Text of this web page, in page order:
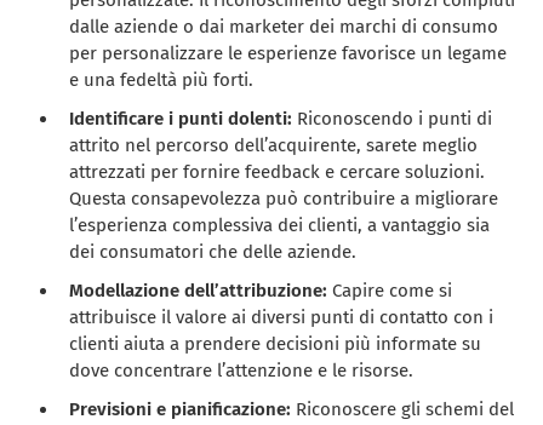
dalle aziende o dai marketer dei marchi di consumo
per personalizzare le esperienze favorisce un legame
e una fedeltà più forti.
Identificare i punti dolenti: Riconoscendo i punti di
attrito nel percorso dell’acquirente, sarete meglio
attrezzati per fornire feedback e cercare soluzioni.
Questa consapevolezza può contribuire a migliorare
l’esperienza complessiva dei clienti, a vantaggio sia
dei consumatori che delle aziende.
Modellazione dell’attribuzione:Capire come si
attribuisce il valore ai diversi punti di contatto con i
clienti aiuta a prendere decisioni più informate su
dove concentrare l’attenzione e le risorse.
Previsioni e pianificazione: Riconoscere gli schemi del